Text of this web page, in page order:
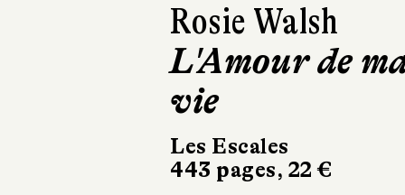
Collectif
Contes
africains
Gründ, Nimba
88 pages, 14,95 €